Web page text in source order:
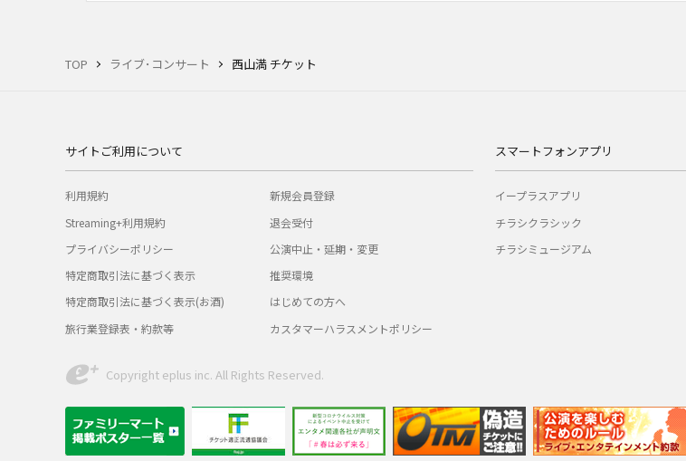
TOP ライブ･コンサート 西山満 チケット
サイトご利用について
利用規約
Streaming+利用規約
プライバシーポリシー
特定商取引法に基づく表示
特定商取引法に基づく表示(お酒)
旅行業登録表・約款等
新規会員登録
退会受付
公演中止・延期・変更
推奨環境
はじめての方へ
カスタマーハラスメントポリシー
スマートフォンアプリ
イープラスアプリ
チラシクラシック
チラシミュージアム
Copyright eplus inc. All Rights Reserved.